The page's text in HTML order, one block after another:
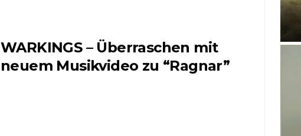
WARKINGS – Überraschen mit
neuem Musikvideo zu “Ragnar”